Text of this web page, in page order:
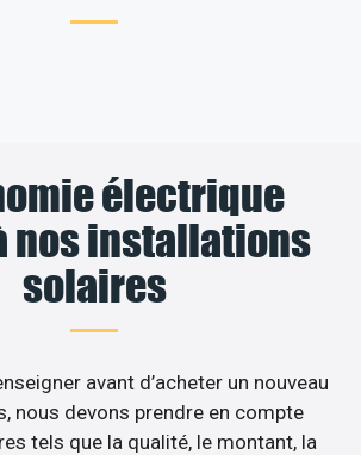
électrique
nos installations
solaires
avant d’acheter un nouveau
nous devons prendre en compte
tels que la qualité, le montant, la